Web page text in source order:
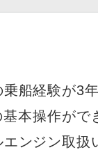
船経験が3
本操作がで
ンジン取扱